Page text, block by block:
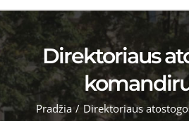
Direktoriaus
Pradžia / Direktoriaus